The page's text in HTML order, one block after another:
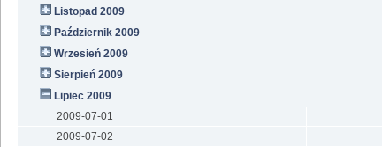
Listopad 2009
Październik 2009
Wrzesień 2009
Sierpień 2009
Lipiec 2009
2009-07-01
2009-07-02